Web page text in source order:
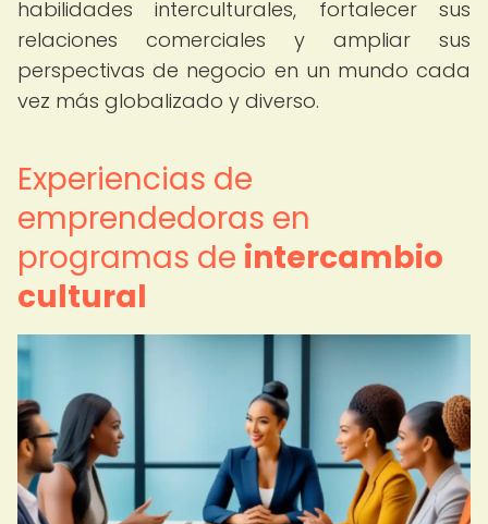
habilidades interculturales, fortalecer sus
relaciones comerciales y ampliar sus
perspectivas de negocio en un mundo cada
vez más globalizado y diverso.
Experiencias de
emprendedoras en
programas de intercambio
cultural